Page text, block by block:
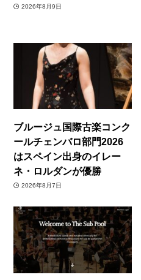
2026年8月9日
ブルージュ国際古楽コンク
ールチェンバロ部門2026
はスペイン出身のイレー
ネ・ロルダンが優勝
2026年8月7日